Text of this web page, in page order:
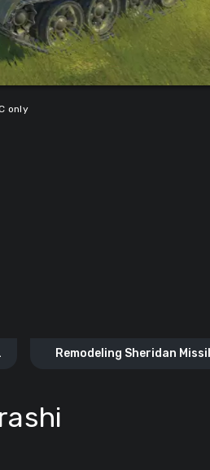
only
Remodeling Sheridan